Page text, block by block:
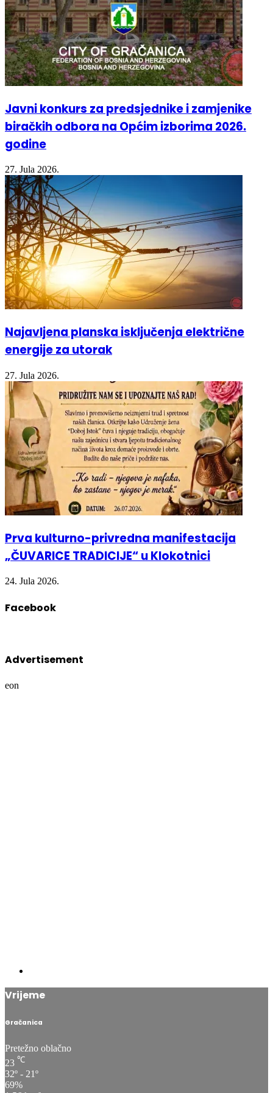
Javni konkurs za predsjednike i zamjenike
biračkih odbora na Općim izborima 2026.
godine
27. Jula 2026.
Najavljena planska isključenja električne
energije za utorak
27. Jula 2026.
Prva kulturno-privredna manifestacija
„ČUVARICE TRADICIJE“ u Klokotnici
24. Jula 2026.
Facebook
Advertisement
eon
Vrijeme
Gračanica
Pretežno oblačno
23 ℃
32º - 21º
69%